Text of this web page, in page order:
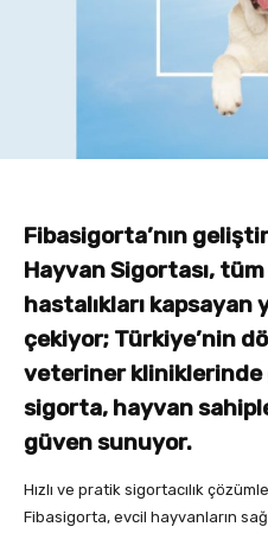
Fibasigorta’nın
Hayvan Sigortası, tüm
hastalıkları kapsayan
çekiyor; Türkiye’nin
veteriner kliniklerinde
sigorta, hayvan
güven sunuyor.
Hızlı ve pratik sigortacılık
Fibasigorta, evcil hayvanların